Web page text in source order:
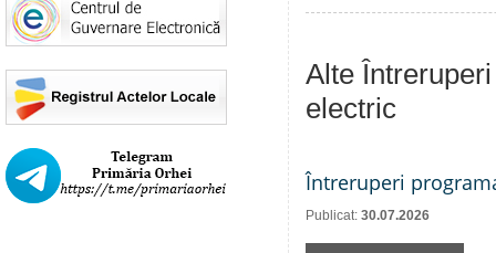
Alte
electric
Întreruperi
Publicat: 30.07.2026